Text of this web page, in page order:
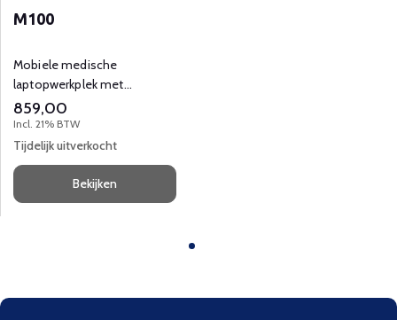
M100
Mobiele medische
laptopwerkplek met
verstelbare hoogte en
afsluitbare kast.​
859,00
Incl. 21% BTW
Tijdelijk uitverkocht
Bekijken